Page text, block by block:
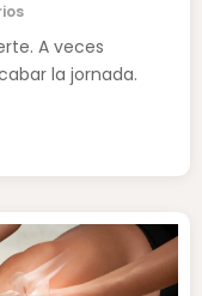
A veces
la jornada.